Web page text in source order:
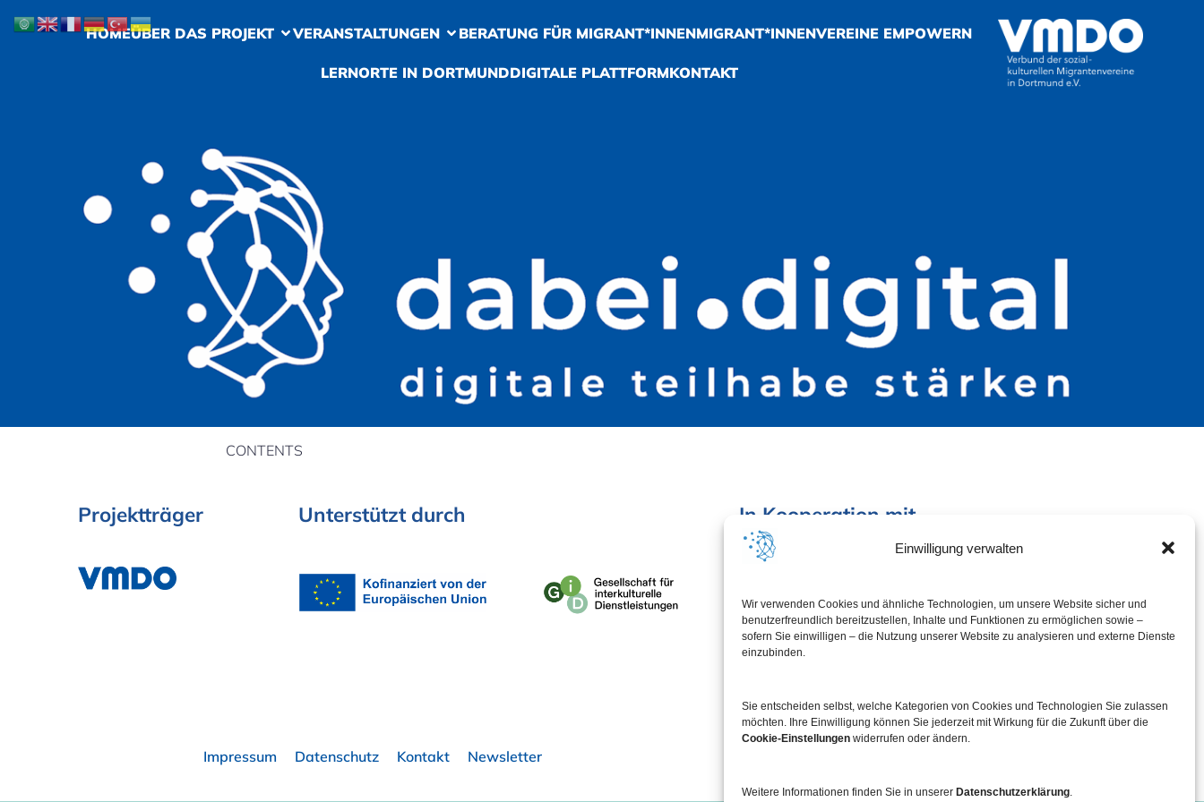
Einwilligung verwalten
Wir verwenden Cookies und ähnliche Technologien, um unsere Website sicher und
benutzerfreundlich bereitzustellen, Inhalte und Funktionen zu ermöglichen sowie –
sofern Sie einwilligen – die Nutzung unserer Website zu analysieren und externe Dienste
einzubinden.
Sie entscheiden selbst, welche Kategorien von Cookies und Technologien Sie zulassen
möchten. Ihre Einwilligung können Sie jederzeit mit Wirkung für die Zukunft über die
Cookie-Einstellungen widerrufen oder ändern.
Weitere Informationen finden Sie in unserer Datenschutzerklärung.
HOMEÜBER DAS PROJEKT VERANSTALTUNGEN BERATUNG FÜR MIGRANT*INNENMIGRANT*INNENVEREINE EMPOWERN
LERNORTE IN DORTMUNDDIGITALE PLATTFORMKONTAKT
CONTENTS
Projektträger Unterstützt durch In Kooperation mit
Impressum Datenschutz Kontakt Newsletter